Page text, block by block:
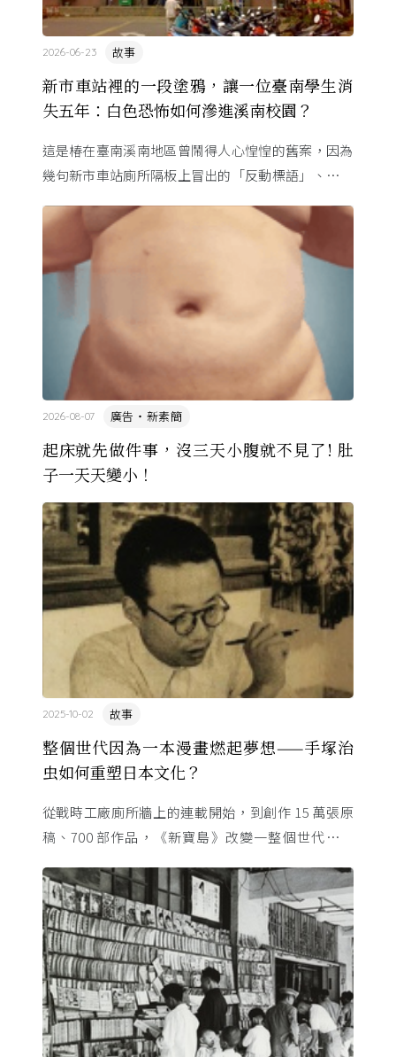
新市車站裡的一段塗鴉，讓一位臺南學生消
失五年：白色恐怖如何滲進溪南校園？
故事
2026-06-23
這是椿在臺南溪南地區曾鬧得人心惶惶的舊案，因為
幾句新市車站廁所隔板上冒出的「反動標語」、一段
起床就先做件事，沒三天小腹就不見了! 肚
子一天天變小！
廣告・新素簡
2026-08-07
整個世代因為一本漫畫燃起夢想——手塚治
虫如何重塑日本文化？
故事
2025-10-02
從戰時工廠廁所牆上的連載開始，到創作 15 萬張原
稿、700 部作品，《新寶島》改變一整個世代的命
改寫日本的文化 ...